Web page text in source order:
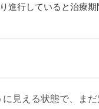
行していると治療期
見える状態で、まだ